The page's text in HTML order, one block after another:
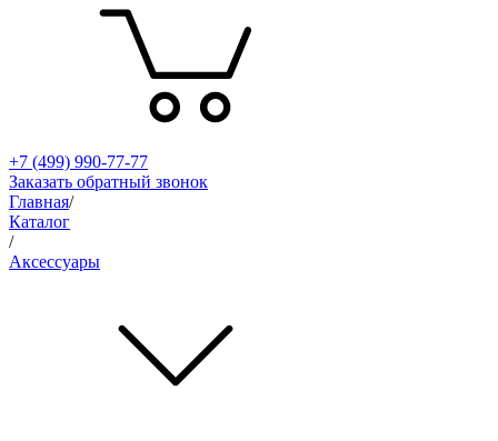
+7 (499) 990-77-77
Заказать обратный звонок
Главная/
Каталог
/
Аксессуары